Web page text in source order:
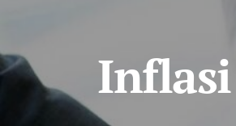
Inflasi